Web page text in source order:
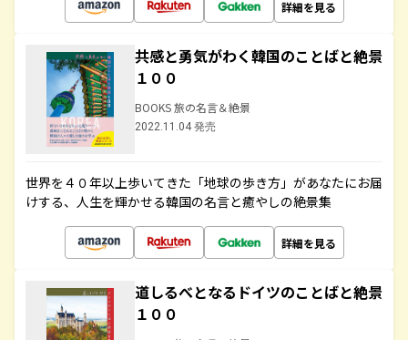
詳細を見る
共感と勇気がわく韓国のことばと絶景
１００
BOOKS 旅の名言＆絶景
2022.11.04 発売
世界を４０年以上歩いてきた「地球の歩き方」があなたにお届
けする、人生を輝かせる韓国の名言と癒やしの絶景集
詳細を見る
道しるべとなるドイツのことばと絶景
１００